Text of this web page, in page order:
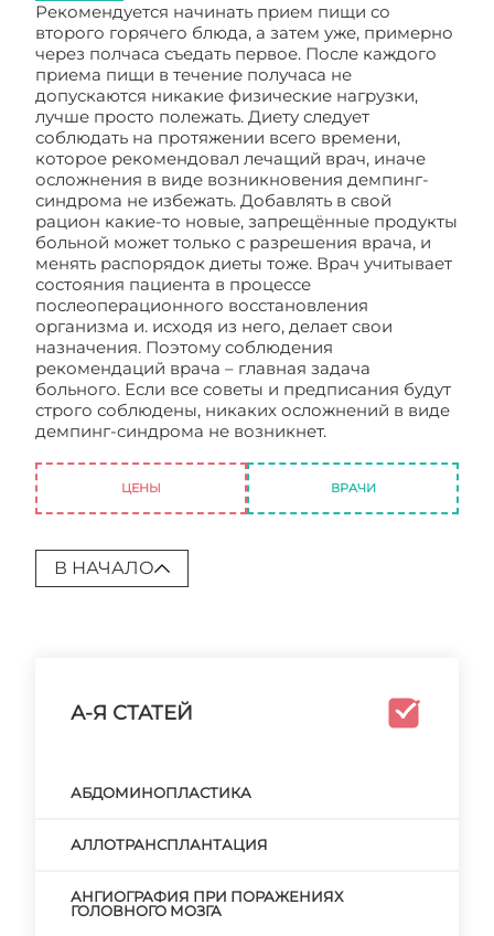
Рекомендуется начинать прием пищи со
второго горячего блюда, а затем уже, примерно
через полчаса съедать первое. После каждого
приема пищи в течение получаса не
допускаются никакие физические нагрузки,
лучше просто полежать. Диету следует
соблюдать на протяжении всего времени,
которое рекомендовал лечащий врач, иначе
осложнения в виде возникновения демпинг-
синдрома не избежать. Добавлять в свой
рацион какие-то новые, запрещённые продукты
больной может только с разрешения врача, и
менять распорядок диеты тоже. Врач учитывает
состояния пациента в процессе
послеоперационного восстановления
организма и. исходя из него, делает свои
назначения. Поэтому соблюдения
рекомендаций врача – главная задача
больного. Если все советы и предписания будут
строго соблюдены, никаких осложнений в виде
демпинг-синдрома не возникнет.
ЦЕНЫ ВРАЧИ
В НАЧАЛО
А-Я СТАТЕЙ
АБДОМИНОПЛАСТИКА
АЛЛОТРАНСПЛАНТАЦИЯ
АНГИОГРАФИЯ ПРИ ПОРАЖЕНИЯХ
ГОЛОВНОГО МОЗГА